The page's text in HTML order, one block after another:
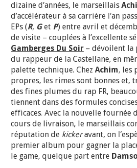
dizaine d’années, le marseillais
d’accélérateur à sa carrière l’an
EPs (R, Get P) entre avril et
de visite – couplées à l’excellente
Gamberges Du Soir – dévoilent la
du rappeur de la Castellane, en
palette technique. ChezAchim, les
propres, les rimes sont bonnes et,
des fines plumes du rap FR,
tiennent dans des formules
efficaces. Avec la nouvelle fournée
cours de livraison, le marseillais
réputation de kickeravant, on
premier album pour gagner la
le game, quelque part entre Damso